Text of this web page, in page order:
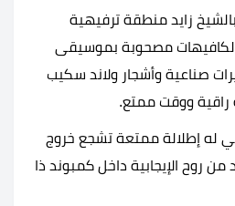
زايد منطقة ترفيهية
مصحوبة بموسيقى
صناعية وأشجار ولاند سكيب
ووقت ممتع.
له إطلالة ممتعة تشجع خروج
من روح الإيجابية داخل كمبوند ذا